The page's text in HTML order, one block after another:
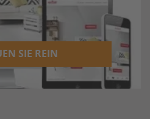
SIE REIN